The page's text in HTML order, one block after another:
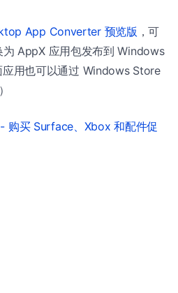
App Converter 预览版 ，可
AppX 应用包发布到 Windows
用也可以通过 Windows Store
购买 Surface、Xbox 和配件促